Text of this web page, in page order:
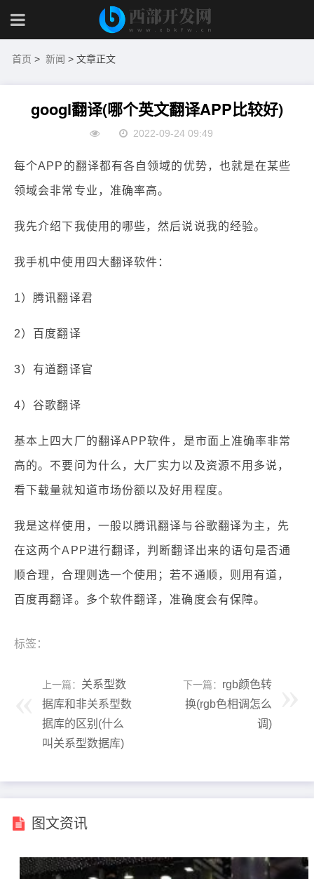
首页 > 新闻 > 文章正文
googl翻译(哪个英文翻译APP比较好)
2022-09-24 09:49
每个APP的翻译都有各自领域的优势，也就是在某些
领域会非常专业，准确率高。
我先介绍下我使用的哪些，然后说说我的经验。
我手机中使用四大翻译软件：
1）腾讯翻译君
2）百度翻译
3）有道翻译官
4）谷歌翻译
基本上四大厂的翻译APP软件，是市面上准确率非常
高的。不要问为什么，大厂实力以及资源不用多说，
看下载量就知道市场份额以及好用程度。
我是这样使用，一般以腾讯翻译与谷歌翻译为主，先
在这两个APP进行翻译，判断翻译出来的语句是否通
顺合理，合理则选一个使用；若不通顺，则用有道，
百度再翻译。多个软件翻译，准确度会有保障。
标签：
上一篇： 关系型数
据库和非关系型数
据库的区别(什么
叫关系型数据库)
下一篇： rgb颜色转
换(rgb色相调怎么
调)
图文资讯